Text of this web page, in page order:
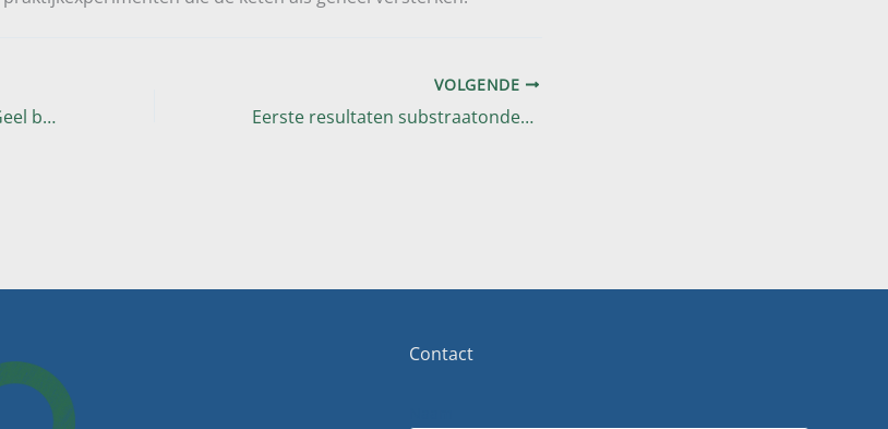
Gezamenlijke workshop in Geel biedt nieuwe inzichten voor vergunningverlening insectenkweek
VOLGENDE
Eerste resultaten substraatonderzoek: regionale reststromen als basis voor toekomstbestendige insectenkweek
Contact